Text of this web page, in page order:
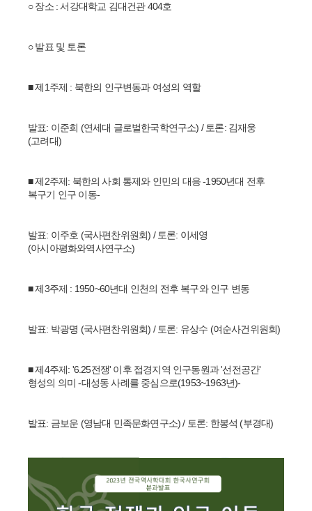
○ 장소 : 서강대학교 김대건관 404호
○ 발표 및 토론
■ 제1주제 : 북한의 인구변동과 여성의 역할
발표: 이준희 (연세대 글로벌한국학연구소) / 토론: 김재웅
(고려대)
■ 제2주제: 북한의 사회 통제와 인민의 대응 -1950년대 전후
복구기 인구 이동-
발표: 이주호 (국사편찬위원회) / 토론: 이세영
(아시아평화와역사연구소)
■ 제3주제 : 1950~60년대 인천의 전후 복구와 인구 변동
발표: 박광명 (국사편찬위원회) / 토론: 유상수 (여순사건위원회)
■ 제4주제: '6.25전쟁' 이후 접경지역 인구동원과 '선전공간'
형성의 의미 -대성동 사례를 중심으로(1953~1963년)-
발표: 금보운 (영남대 민족문화연구소) / 토론: 한봉석 (부경대)